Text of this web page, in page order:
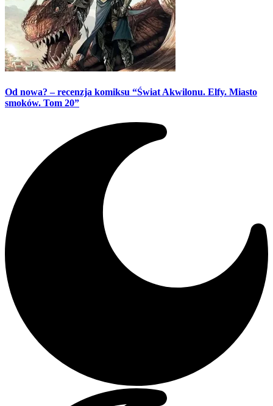
Od nowa? – recenzja komiksu “Świat Akwilonu. Elfy. Miasto
smoków. Tom 20”